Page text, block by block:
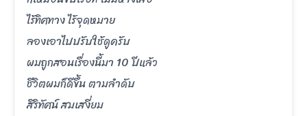
ไร้ทิศทาง ไร้จุดหมาย
ลองเอาไปปรับใช้ดูครับ
ผมถูกสอนเรื่องนี้มา 10 ปีแล้ว
ชีวิตผมก็ดีขึ้น ตามลำดับ
สิริทัศน์ สมเสงี่ยม